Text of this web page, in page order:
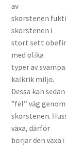
av
skorstenen
skorstenen i
stort sett
med olika
typer av
kalkrik miljö.
Dessa kan
”fel” väg genom
skorstenen.
växa, därför
börjar den